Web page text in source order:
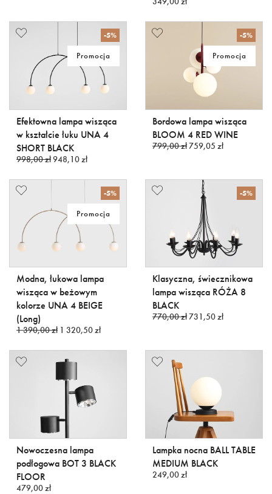
-5%
Promocja
Efektowna lampa wisząca
w kształcie łuku UNA 4
SHORT BLACK
998,00 zł948,10 zł
-5%
Promocja
Bordowa lampa wisząca
BLOOM 4 RED WINE
799,00 zł759,05 zł
-5%
Promocja
Modna, łukowa lampa
wisząca w beżowym
kolorze UNA 4 BEIGE
(Long)
1 390,00 zł 1 320,50 zł
-5%
Klasyczna, świecznikowa
lampa wisząca RÓŻA 8
BLACK
770,00 zł731,50 zł
Nowoczesna lampa
podłogowa BOT 3 BLACK
FLOOR
479,00 zł
Lampka nocna BALL TABLE
MEDIUM BLACK
249,00 zł